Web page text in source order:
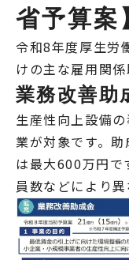
省予算案
令和8年度厚生労
けの主な雇用関係
業務改善助
生産性向上設備
業が対象です。
は最大600万円で
員数などにより異